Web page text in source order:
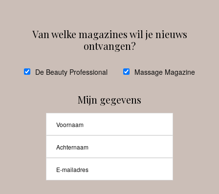
debeautyprofessional
Beauty-Pro.nl
Van welke magazines wil je nieuws
ontvangen?
De Beauty Professional Massage Magazine
Mijn gegevens